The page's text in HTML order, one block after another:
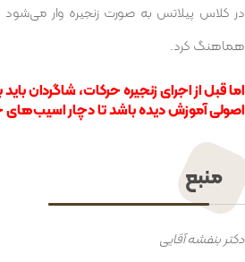
در کلاس پیلاتس به صورت زنجیره وار می‌شود
هماهنگ کرد‌.
اما قبل از اجرای زنجیره حرکات‌، شاگردان
اصولی آموزش دیده باشد تا دچار اسیب‌های
منبع
دکتر بنفشه آقایی